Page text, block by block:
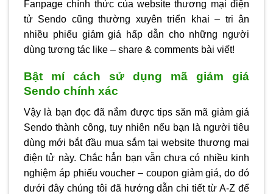
Fanpage chính thức của website thương mại điện
tử Sendo cũng thường xuyên triển khai – tri ân
nhiều phiếu giảm giá hấp dẫn cho những người
dùng tương tác like – share & comments bài viết!
Bật mí cách sử dụng mã giảm giá
Sendo chính xác
Vậy là bạn đọc đã nắm được tips săn mã giảm giá
Sendo thành công, tuy nhiên nếu bạn là người tiêu
dùng mới bắt đầu mua sắm tại website thương mại
điện tử này. Chắc hẳn bạn vẫn chưa có nhiều kinh
nghiệm áp phiếu voucher – coupon giảm giá, do đó
dưới đây chúng tôi đã hướng dẫn chi tiết từ A-Z để